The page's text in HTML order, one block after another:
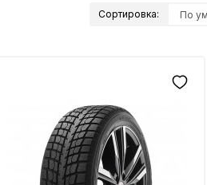
Сортировка: